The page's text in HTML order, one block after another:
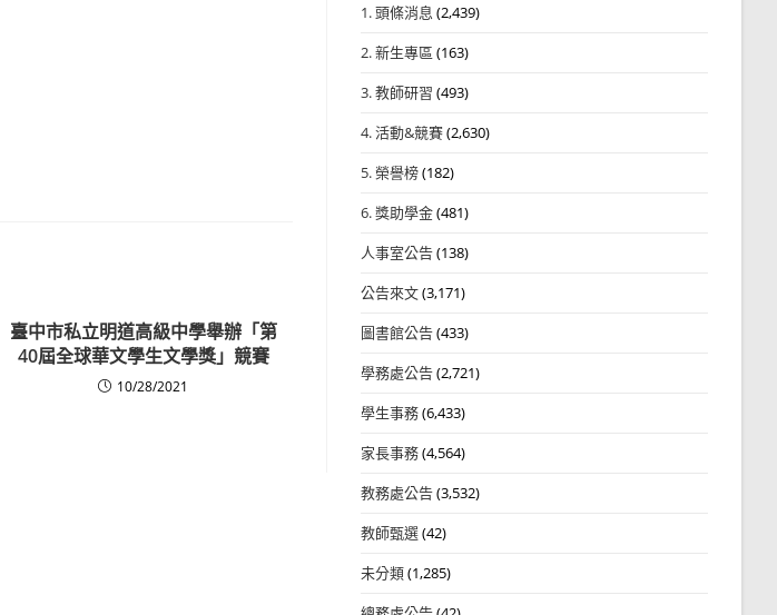
臺中市私立明道高級中學舉辦「第
40屆全球華文學生文學獎」競賽
10/28/2021
1. 頭條消息 (2,439)
2. 新生專區 (163)
3. 教師研習 (493)
4. 活動&競賽(2,630)
5. 榮譽榜(182)
6. 獎助學金(481)
人事室公告(138)
公告來文(3,171)
圖書館公告(433)
學務處公告(2,721)
學生事務(6,433)
家長事務(4,564)
教務處公告(3,532)
教師甄選(42)
未分類(1,285)